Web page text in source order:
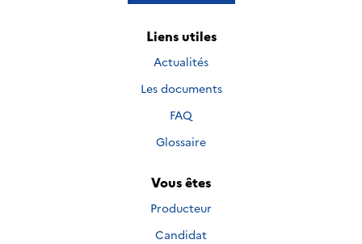
Liens utiles
Actualités
Les documents
FAQ
Glossaire
Vous êtes
Producteur
Candidat